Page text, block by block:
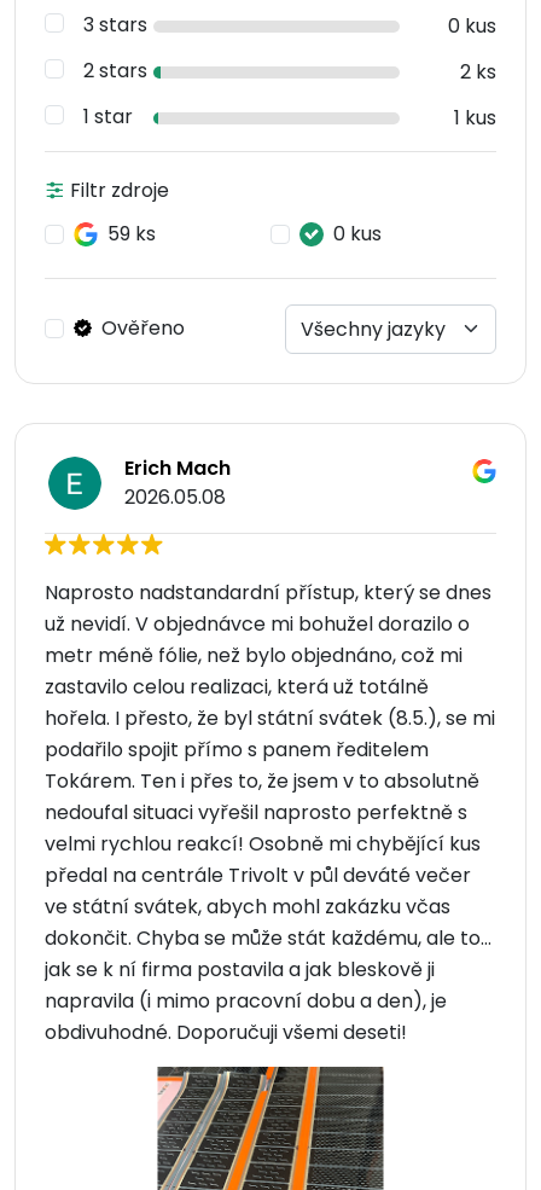
3 stars
0 kus
2 stars
2 ks
1 star
1 kus
Filtr zdroje
59 ks
0 kus
Ověřeno
Erich Mach
2026.05.08
Naprosto nadstandardní přístup, který se dnes
už nevidí. V objednávce mi bohužel dorazilo o
metr méně fólie, než bylo objednáno, což mi
zastavilo celou realizaci, která už totálně
hořela. I přesto, že byl státní svátek (8.5.), se mi
podařilo spojit přímo s panem ředitelem
Tokárem. Ten i přes to, že jsem v to absolutně
nedoufal situaci vyřešil naprosto perfektně s
velmi rychlou reakcí! Osobně mi chybějící kus
předal na centrále Trivolt v půl deváté večer
ve státní svátek, abych mohl zakázku včas
dokončit. Chyba se může stát každému, ale to…
jak se k ní firma postavila a jak bleskově ji
napravila (i mimo pracovní dobu a den), je
obdivuhodné. Doporučuji všemi deseti!